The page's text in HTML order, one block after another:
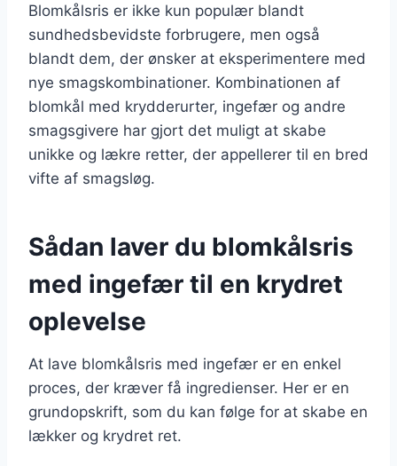
Blomkålsris er ikke kun populær blandt
sundhedsbevidste forbrugere, men også
blandt dem, der ønsker at eksperimentere med
nye smagskombinationer. Kombinationen af
blomkål med krydderurter, ingefær og andre
smagsgivere har gjort det muligt at skabe
unikke og lækre retter, der appellerer til en bred
vifte af smagsløg.
Sådan laver du blomkålsris
med ingefær til en krydret
oplevelse
At lave blomkålsris med ingefær er en enkel
proces, der kræver få ingredienser. Her er en
grundopskrift, som du kan følge for at skabe en
lækker og krydret ret.